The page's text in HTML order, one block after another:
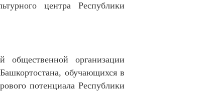
центра Республики
общественной организации
обучающихся в
потенциала Республики